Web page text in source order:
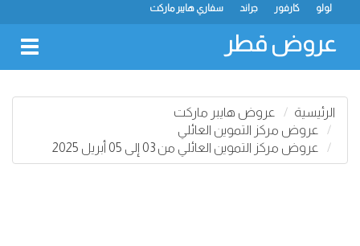
سفاري هايبر ماركت جراند كارفور لولو
عروض قطر
الرئيسية
عروض هايبر ماركت
عروض مركز التموين العائلي
عروض مركز التموين العائلي من 03 إلى 05 أبريل 2025